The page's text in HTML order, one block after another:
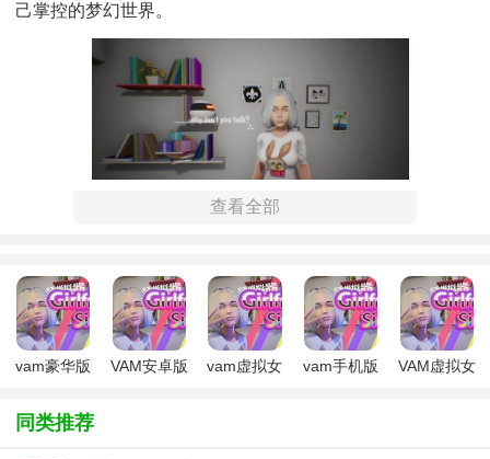
己掌控的梦幻世界。
1. 高度自定义的角色与场景：VAM 提供了极为细致的角色和
场景编辑功能，玩家可以根据自己的喜好，从外貌、服装到
性格、动作，全方位定制虚拟角色。同时，场景的搭建也极
为灵活，无论是现实中的城市景观，还是幻想中的奇幻世
查看全部
vam豪华版 VAM安卓版
vam虚拟女
vam手机版
VAM虚拟女
同类推荐